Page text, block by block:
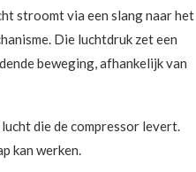
stroomt via een slang naar het
Die luchtdruk zet een
beweging, afhankelijk van
die de compressor levert.
kan werken.